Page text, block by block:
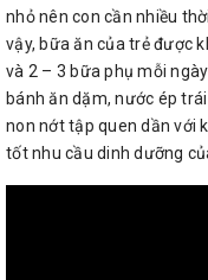
nhỏ nên con cần nhiều
vậy, bữa ăn của trẻ được
và 2 – 3 bữa phụ mỗi
bánh ăn dặm, nước ép
non nớt tập quen dần với
tốt nhu cầu dinh dưỡng